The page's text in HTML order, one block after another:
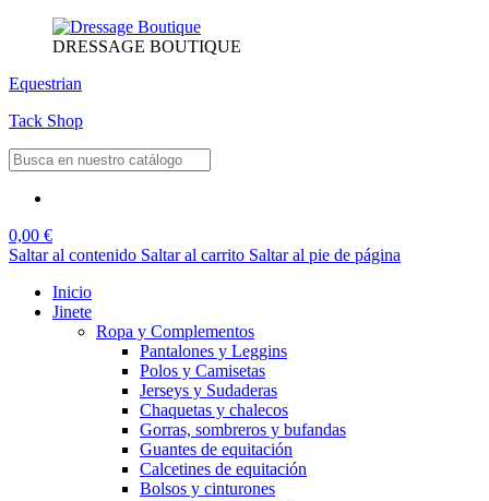
DRESSAGE BOUTIQUE
Equestrian
Tack Shop
0,00 €
Saltar al contenido Saltar al carrito Saltar al pie de página
Inicio
Jinete
Ropa y Complementos
Pantalones y Leggins
Polos y Camisetas
Jerseys y Sudaderas
Chaquetas y chalecos
Gorras, sombreros y bufandas
Guantes de equitación
Calcetines de equitación
Bolsos y cinturones